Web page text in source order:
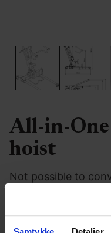
All-in-One
hoist
Not possible to
Item no.:25-20525